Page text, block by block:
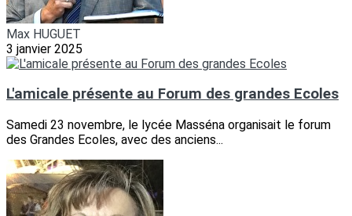
Max HUGUET
3 janvier 2025
L'amicale présente au Forum des grandes Ecoles
Samedi 23 novembre, le lycée Masséna organisait le forum
des Grandes Ecoles, avec des anciens...